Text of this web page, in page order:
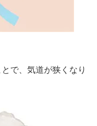
で、気道が狭くなり